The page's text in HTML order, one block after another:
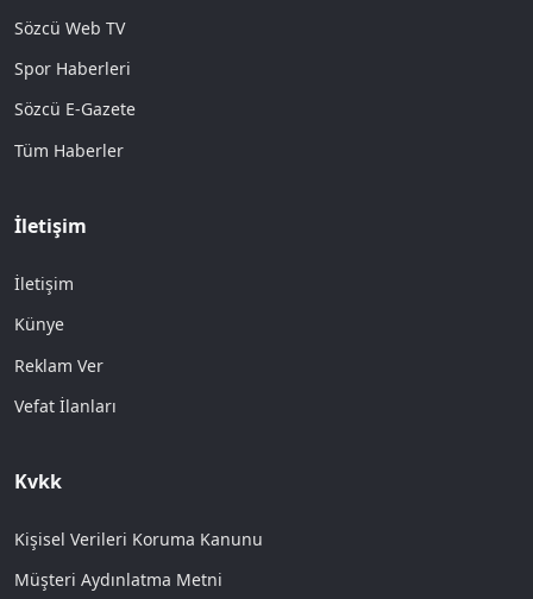
Sözcü Web TV
Spor Haberleri
Sözcü E-Gazete
Tüm Haberler
İletişim
İletişim
Künye
Reklam Ver
Vefat İlanları
Kvkk
Kişisel Verileri Koruma Kanunu
Müşteri Aydınlatma Metni